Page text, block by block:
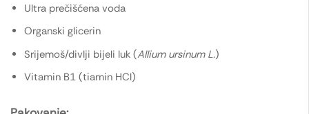
Ultra prečišćena voda
Organski glicerin
Srijemoš/divlji bijeli luk (Allium ursinum L.)
Vitamin B1 (tiamin HCl)